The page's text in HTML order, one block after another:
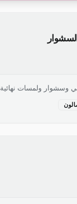
وسشوار ولمسات نهائية